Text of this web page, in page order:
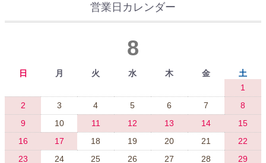
営業日カレンダー
8
日 月 火 水 木 金
土
1
2
3 4 5 6 7
8
9
10 11 12 13 14
15
16
17 18 19 20 21
22
23
24 25 26 27 28
29